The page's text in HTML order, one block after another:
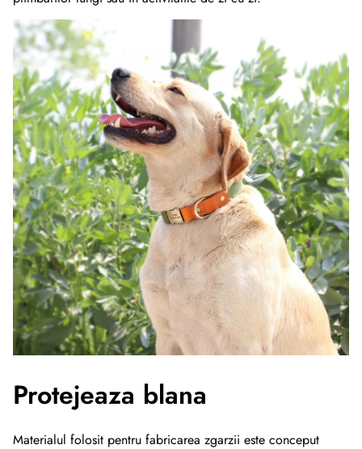
Protejeaza blana
Materialul folosit pentru fabricarea zgarzii este conceput